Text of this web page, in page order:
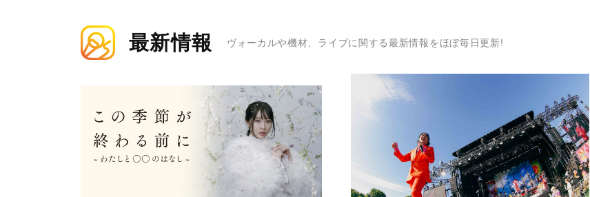
最新情報 ヴォーカルや機材、ライブに関する最新情報をほぼ毎日更新!